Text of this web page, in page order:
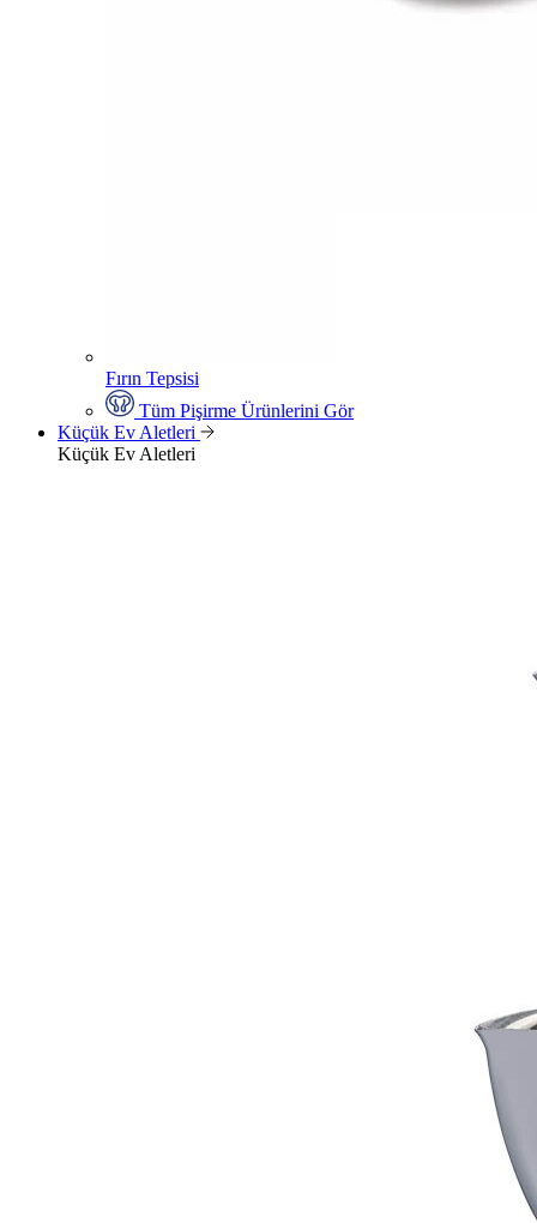
Fırın Tepsisi
Tüm Pişirme Ürünlerini Gör
Küçük Ev Aletleri
Küçük Ev Aletleri